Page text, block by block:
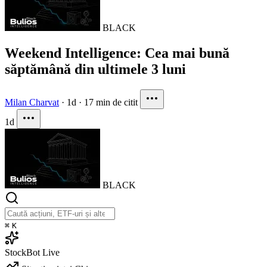
BLACK
Weekend Intelligence: Cea mai bună
săptămână din ultimele 3 luni
Milan Charvat · 1d · 17 min de citit
1d
BLACK
⌘ K
StockBot Live